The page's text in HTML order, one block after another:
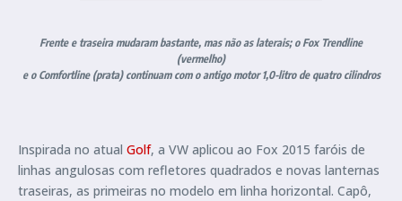
Frente e traseira mudaram bastante, mas não as laterais; o Fox Trendline
(vermelho)
e o Comfortline (prata) continuam com o antigo motor 1,0-litro de quatro cilindros
Inspirada no atual Golf, a VW aplicou ao Fox 2015 faróis de
linhas angulosas com refletores quadrados e novas lanternas
traseiras, as primeiras no modelo em linha horizontal. Capô,